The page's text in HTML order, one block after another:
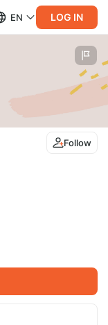
EN LOG IN
Follow